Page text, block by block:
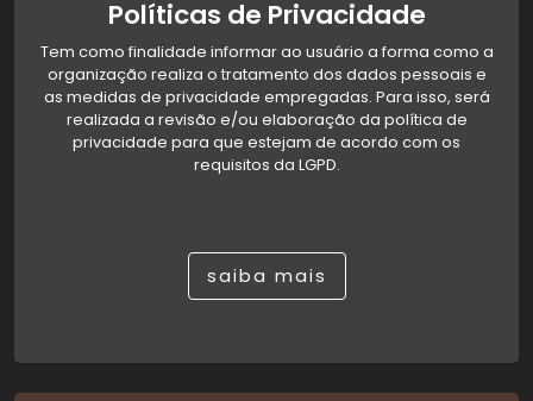
Políticas de Privacidade
Tem como finalidade informar ao usuário a forma como a
organização realiza o tratamento dos dados pessoais e
as medidas de privacidade empregadas. Para isso, será
realizada a revisão e/ou elaboração da política de
privacidade para que estejam de acordo com os
requisitos da LGPD.
saiba mais